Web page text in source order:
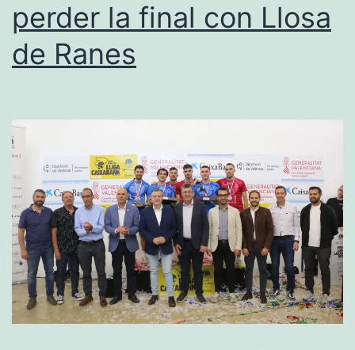
jugar
en
Dénia
perder la final con Llosa
de Ranes